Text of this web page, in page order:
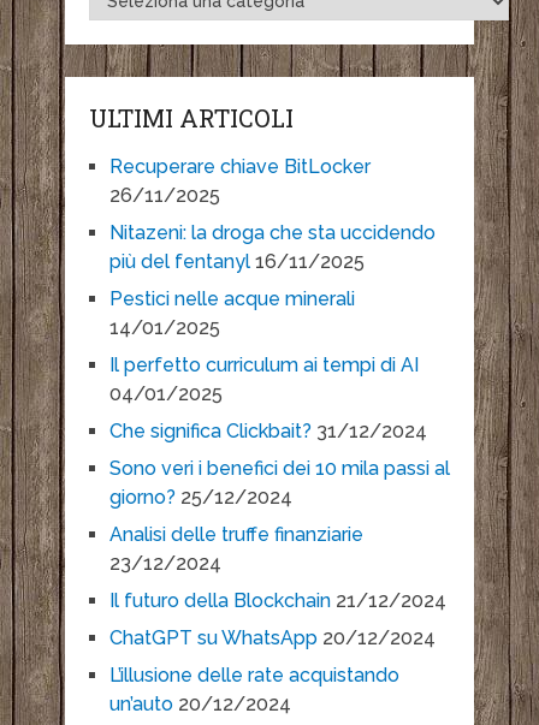
ULTIMI ARTICOLI
Recuperare chiave BitLocker
26/11/2025
Nitazeni: la droga che sta uccidendo
più del fentanyl 16/11/2025
Pestici nelle acque minerali
14/01/2025
Il perfetto curriculum ai tempi di AI
04/01/2025
Che significa Clickbait? 31/12/2024
Sono veri i benefici dei 10 mila passi al
giorno? 25/12/2024
Analisi delle truffe finanziarie
23/12/2024
Il futuro della Blockchain 21/12/2024
ChatGPT su WhatsApp 20/12/2024
L’illusione delle rate acquistando
un’auto 20/12/2024